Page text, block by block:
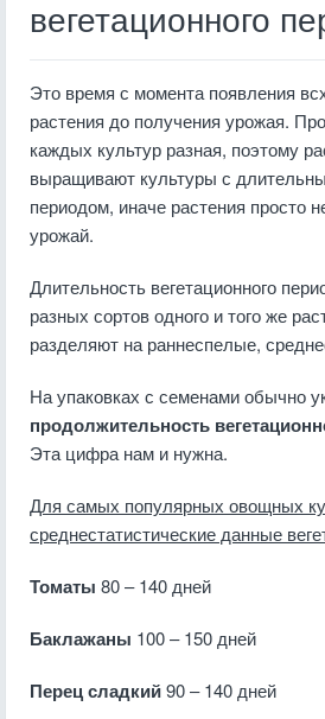
вегетационного
Это время с момента появления
растения до получения урожая.
каждых культур разная, поэтому
выращивают культуры с
периодом, иначе растения просто
урожай.
Длительность вегетационного
разных сортов одного и того же
разделяют на раннеспелые,
На упаковках с семенами обычно
продолжительность
Эта цифра нам и нужна.
Для самых популярных овощных
среднестатистические данные
Томаты 80 – 140 дней
Баклажаны 100 – 150 дней
Перец сладкий90 – 140 дней